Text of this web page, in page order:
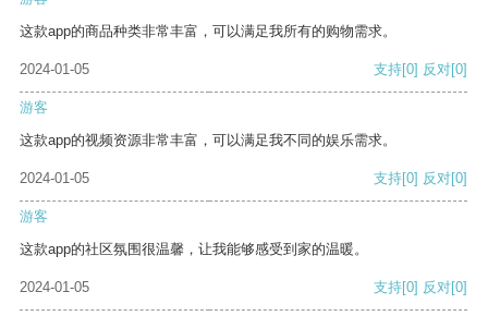
这款app的商品种类非常丰富，可以满足我所有的购物需求。
2024-01-05 支持[0] 反对[0]
游客
这款app的视频资源非常丰富，可以满足我不同的娱乐需求。
2024-01-05 支持[0] 反对[0]
游客
这款app的社区氛围很温馨，让我能够感受到家的温暖。
2024-01-05 支持[0] 反对[0]